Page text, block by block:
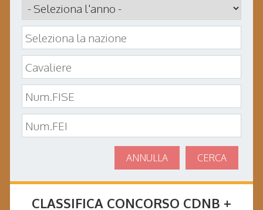
CERCA
ANNULLA
CLASSIFICA CONCORSO CDNB +